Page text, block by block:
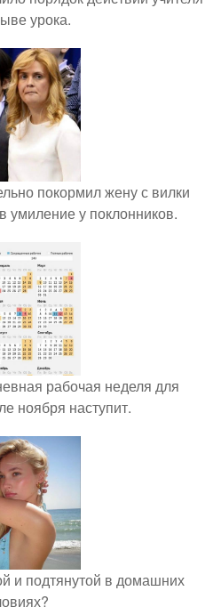
урока.
покормил жену с вилки
умиление у поклонников.
рабочая неделя для
ноября наступит.
и подтянутой в домашних